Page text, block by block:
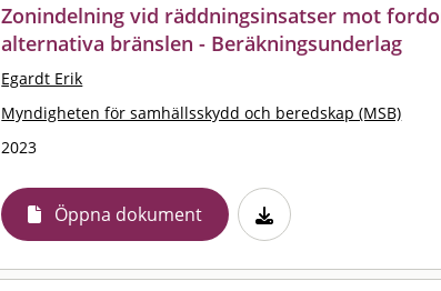
Zonindelning vid räddningsinsatser mot
alternativa bränslen - Beräkningsunderlag
Egardt Erik
Myndigheten för samhällsskydd och beredskap (MSB)
2023
Öppna dokument